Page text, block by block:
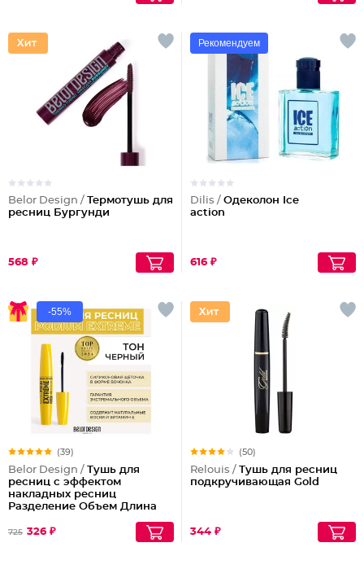
Belor Design / Термотушь для
ресниц Бургунди
568 ₽
Рекомендуем
Dilis / Одеколон Ice
action
616 ₽
-55%
(39)
Belor Design / Тушь для
ресниц с эффектом
накладных ресниц
Разделение Объем Длина
725 326 ₽
(50)
Relouis / Тушь для ресниц
подкручивающая Gold
344 ₽